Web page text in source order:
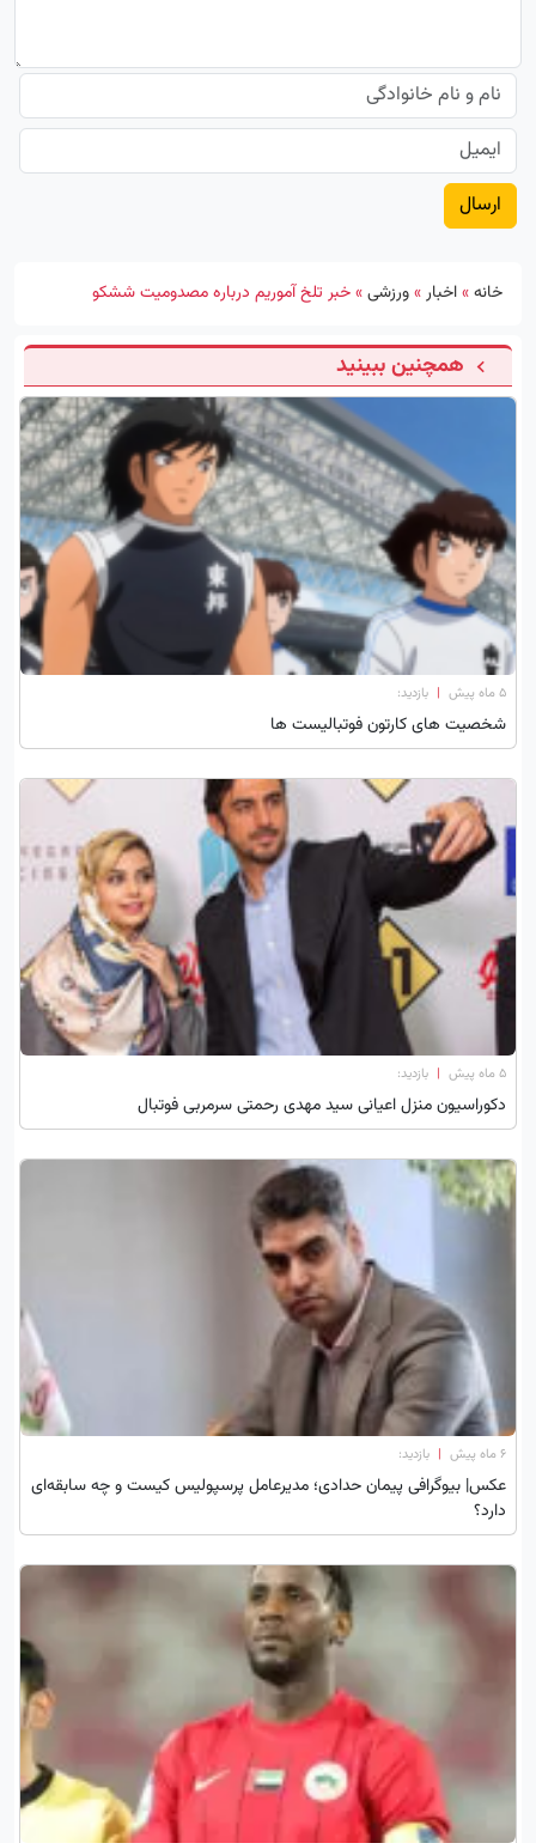
خانه»اخبار»ورزشی»خبر تلخ آموریم درباره مصدومیت ششکو
همچنین ببینید
۵ ماه پیش | بازدید:
شخصیت های کارتون فوتبالیست ها
۵ ماه پیش | بازدید:
دکوراسیون منزل اعیانی سید مهدی رحمتی سرمربی فوتبال
۶ ماه پیش | بازدید:
عکس| بیوگرافی پیمان حدادی؛ مدیرعامل پرسپولیس کیست و چه سابقه‌ای
دارد؟